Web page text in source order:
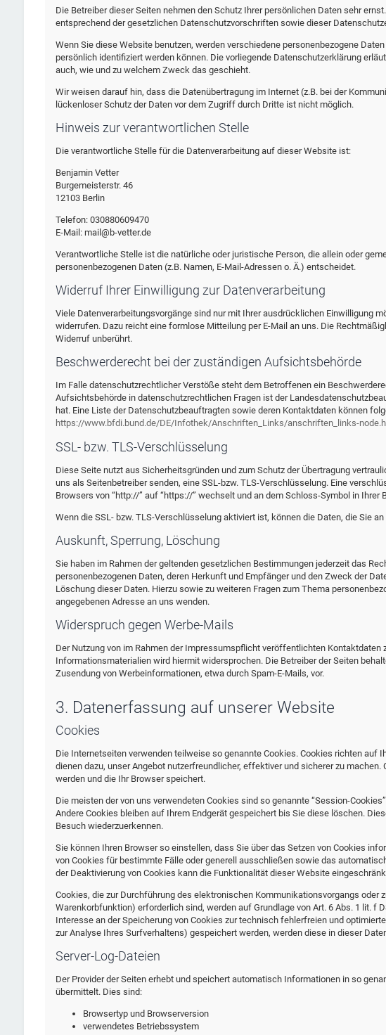
Die Betreiber dieser Seiten nehmen den Schutz Ihrer persönlichen Daten sehr
entsprechend der gesetzlichen Datenschutzvorschriften sowie dieser
Wenn Sie diese Website benutzen, werden verschiedene personenbezogene
persönlich identifiziert werden können. Die vorliegende Datenschutzerklärung
auch, wie und zu welchem Zweck das geschieht.
Wir weisen darauf hin, dass die Datenübertragung im Internet (z.B. bei der
lückenloser Schutz der Daten vor dem Zugriff durch Dritte ist nicht möglich.
Hinweis zur verantwortlichen Stelle
Die verantwortliche Stelle für die Datenverarbeitung auf dieser Website ist:
Benjamin Vetter
Burgemeisterstr. 46
12103 Berlin
Telefon: 030880609470
E-Mail: mail@b-vetter.de
Verantwortliche Stelle ist die natürliche oder juristische Person, die allein oder
personenbezogenen Daten (z.B. Namen, E-Mail-Adressen o. Ä.) entscheidet.
Widerruf Ihrer Einwilligung zur Datenverarbeitung
Viele Datenverarbeitungsvorgänge sind nur mit Ihrer ausdrücklichen Einwilligung
widerrufen. Dazu reicht eine formlose Mitteilung per E-Mail an uns. Die
Widerruf unberührt.
Beschwerderecht bei der zuständigen Aufsichtsbehörde
Im Falle datenschutzrechtlicher Verstöße steht dem Betroffenen ein
Aufsichtsbehörde in datenschutzrechtlichen Fragen ist der
hat. Eine Liste der Datenschutzbeauftragten sowie deren Kontaktdaten können
https://www.bfdi.bund.de/DE/Infothek/Anschriften_Links/anschriften_links-
SSL- bzw. TLS-Verschlüsselung
Diese Seite nutzt aus Sicherheitsgründen und zum Schutz der Übertragung
uns als Seitenbetreiber senden, eine SSL-bzw. TLS-Verschlüsselung. Eine
Browsers von “http://” auf “https://” wechselt und an dem Schloss-Symbol in Ihrer
Wenn die SSL- bzw. TLS-Verschlüsselung aktiviert ist, können die Daten, die Sie
Auskunft, Sperrung, Löschung
Sie haben im Rahmen der geltenden gesetzlichen Bestimmungen jederzeit das
personenbezogenen Daten, deren Herkunft und Empfänger und den Zweck der
Löschung dieser Daten. Hierzu sowie zu weiteren Fragen zum Thema
angegebenen Adresse an uns wenden.
Widerspruch gegen Werbe-Mails
Der Nutzung von im Rahmen der Impressumspflicht veröffentlichten
Informationsmaterialien wird hiermit widersprochen. Die Betreiber der Seiten
Zusendung von Werbeinformationen, etwa durch Spam-E-Mails, vor.
3. Datenerfassung auf unserer Website
Cookies
Die Internetseiten verwenden teilweise so genannte Cookies. Cookies richten auf
dienen dazu, unser Angebot nutzerfreundlicher, effektiver und sicherer zu
werden und die Ihr Browser speichert.
Die meisten der von uns verwendeten Cookies sind so genannte “Session-
Andere Cookies bleiben auf Ihrem Endgerät gespeichert bis Sie diese löschen.
Besuch wiederzuerkennen.
Sie können Ihren Browser so einstellen, dass Sie über das Setzen von Cookies
von Cookies für bestimmte Fälle oder generell ausschließen sowie das
der Deaktivierung von Cookies kann die Funktionalität dieser Website
Cookies, die zur Durchführung des elektronischen Kommunikationsvorgangs oder
Warenkorbfunktion) erforderlich sind, werden auf Grundlage von Art. 6 Abs. 1 lit. f
Interesse an der Speicherung von Cookies zur technisch fehlerfreien und
zur Analyse Ihres Surfverhaltens) gespeichert werden, werden diese in dieser
Server-Log-Dateien
Der Provider der Seiten erhebt und speichert automatisch Informationen in so
übermittelt. Dies sind:
Browsertyp und Browserversion
verwendetes Betriebssystem